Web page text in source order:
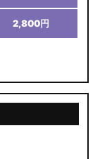
2,800円